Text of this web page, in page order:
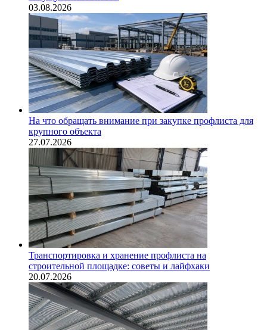
03.08.2026
На что обращать внимание при закупке профлиста для
крупного объекта
27.07.2026
Транспортировка и хранение профлиста на
строительной площадке: советы и лайфхаки
20.07.2026